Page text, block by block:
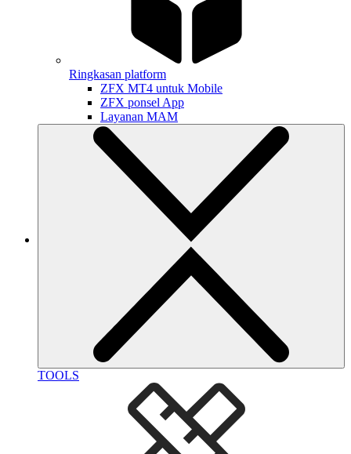
Ringkasan platform
ZFX MT4 untuk Mobile
ZFX ponsel App
Layanan MAM
TOOLS